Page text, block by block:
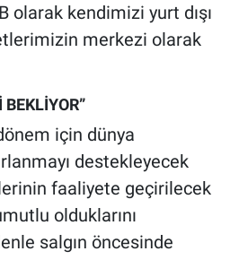
olarak kendimizi yurt dışı
merkezi olarak
BEKLİYOR”
için dünya
destekleyecek
faaliyete geçirilecek
olduklarını
salgın öncesinde